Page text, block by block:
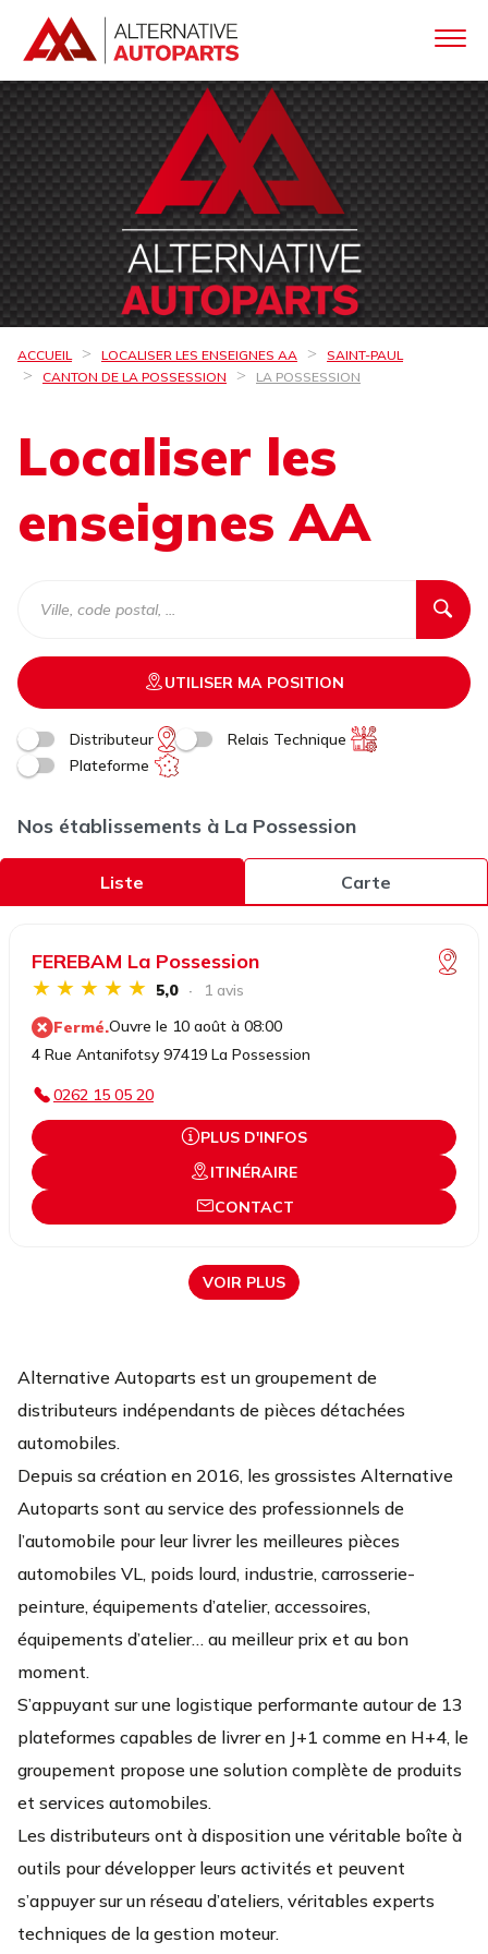
ACCUEIL LOCALISER LES ENSEIGNES AA
SAINT-PAUL
CANTON DE LA POSSESSION
LA POSSESSION
Localiser les
enseignes AA
UTILISER MA POSITION
Distributeur
Relais Technique
Plateforme
Nos établissements à La Possession
Liste Carte
FEREBAM La Possession
5,0
1 avis
Fermé.Ouvre le 10 août à 08:00
4 Rue Antanifotsy 97419 La Possession
0262 15 05 20
PLUS D'INFOS
ITINÉRAIRE
CONTACT
VOIR PLUS
Alternative Autoparts est un groupement de
distributeurs indépendants de pièces détachées
automobiles.
Depuis sa création en 2016, les grossistes Alternative
Autoparts sont au service des professionnels de
l’automobile pour leur livrer les meilleures pièces
automobiles VL, poids lourd, industrie, carrosserie-
peinture, équipements d’atelier, accessoires,
équipements d’atelier… au meilleur prix et au bon
moment.
S’appuyant sur une logistique performante autour de 13
plateformes capables de livrer en J+1 comme en H+4, le
groupement propose une solution complète de produits
et services automobiles.
Les distributeurs ont à disposition une véritable boîte à
outils pour développer leurs activités et peuvent
s’appuyer sur un réseau d’ateliers, véritables experts
techniques de la gestion moteur.